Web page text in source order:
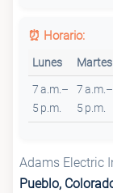
⏰ Horario:
Lunes Martes
7 a.m.–
5 p.m.
7 a.m.–
5 p.m.
Adams Electric
Pueblo,